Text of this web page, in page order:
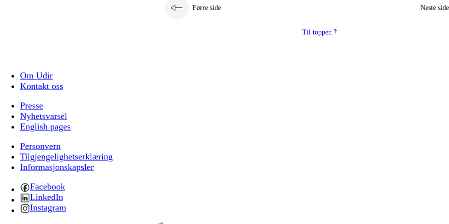
Førre side Neste side
Til toppen
Om Udir
Kontakt oss
Presse
Nyhetsvarsel
English pages
Personvern
Tilgjengelighetserklæring
Informasjonskapsler
Facebook
LinkedIn
Instagram